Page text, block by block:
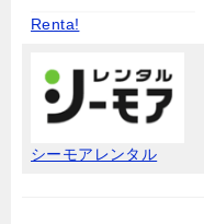
Renta!
シーモアレンタル